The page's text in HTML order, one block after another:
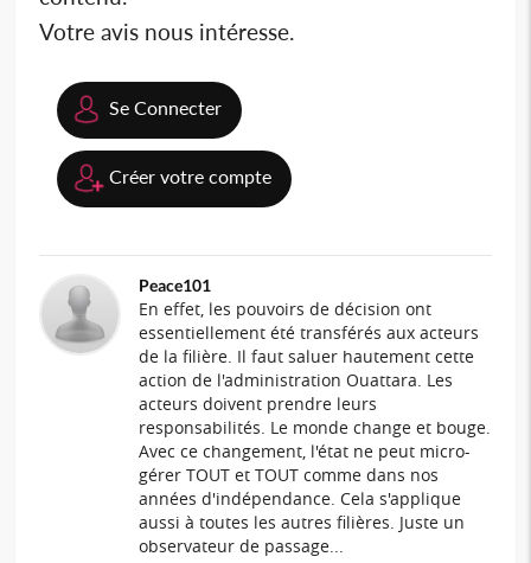
Votre avis nous intéresse.
Se Connecter
Créer votre compte
Peace101
En effet, les pouvoirs de décision ont
essentiellement été transférés aux acteurs
de la filière. Il faut saluer hautement cette
action de l'administration Ouattara. Les
acteurs doivent prendre leurs
responsabilités. Le monde change et bouge.
Avec ce changement, l'état ne peut micro-
gérer TOUT et TOUT comme dans nos
années d'indépendance. Cela s'applique
aussi à toutes les autres filières. Juste un
observateur de passage...